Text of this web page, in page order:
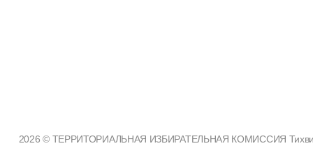
2026 © ТЕРРИТОРИАЛЬНАЯ ИЗБИРАТЕЛЬНАЯ КОМИССИЯ